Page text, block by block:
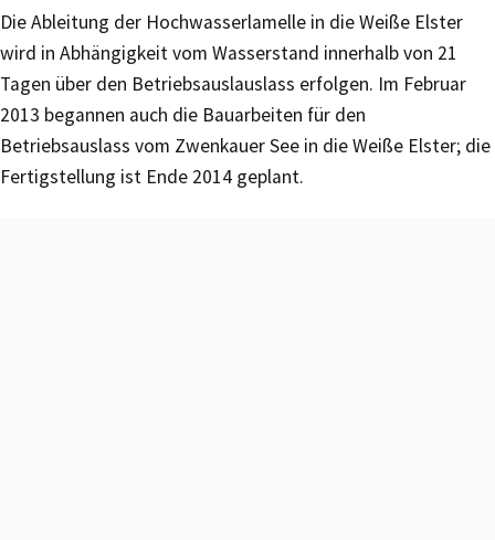
Die Ableitung der Hochwasserlamelle in die Weiße Elster
wird in Abhängigkeit vom Wasserstand innerhalb von 21
Tagen über den Betriebsauslauslass erfolgen. Im Februar
2013 begannen auch die Bauarbeiten für den
Betriebsauslass vom Zwenkauer See in die Weiße Elster; die
Fertigstellung ist Ende 2014 geplant.